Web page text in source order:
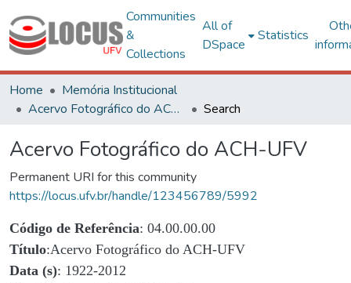
Communities
&
Collections
All of
DSpace
Statistics
Home
Memória Institucional
Acervo Fotográfico do ACH-UFV
Search
Acervo Fotográfico do ACH-UFV
Permanent URI for this community
https://locus.ufv.br/handle/123456789/5992
Código de Referência: 04.00.00.00
Título:Acervo Fotográfico do ACH-UFV
Data (s): 1922-2012